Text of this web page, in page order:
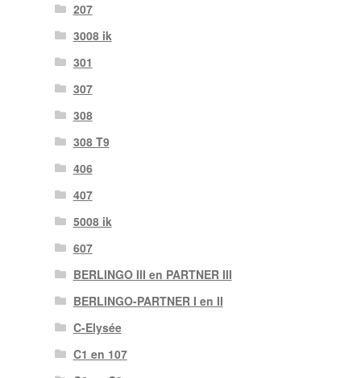
207
3008 ik
301
307
308
308 T9
406
407
5008 ik
607
BERLINGO III en PARTNER III
BERLINGO-PARTNER I en II
C-Elysée
C1 en 107